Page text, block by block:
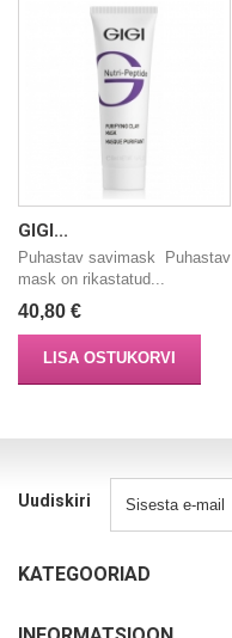
GIGI...
Puhastav savimask Puhastav
mask on rikastatud...
40,80 €
LISA OSTUKORVI
Uudiskiri
KATEGOORIAD